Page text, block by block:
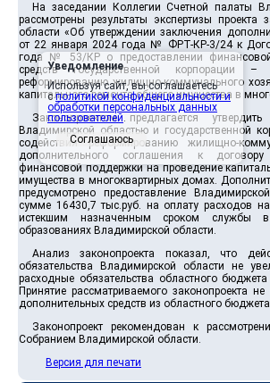
На заседании Коллегии Счетной палаты
рассмотрены результаты экспертизы проекта
области «Об утверждении заключения
от 22 января 2024 года № ФРТ-КР-3/24 к
года № 53/КР о предоставлении
средств государственной корпорации
реформированию жилищно-коммунального
капитального ремонта общего имущества в
Законопроектом предлагается
Владимирской областью и государственной
содействия реформированию жилищно-
дополнительного соглашения к
финансовой поддержки на проведение
имущества в многоквартирных домах.
предусмотрено предоставление
сумме 16430,7 тыс.руб. на оплату расходов
истекшим назначенным сроком службы
образованиях Владимирской области.
Анализ законопроекта показал, что
обязательства Владимирской области не
расходные обязательства областного
Принятие рассматриваемого законопроекта
дополнительных средств из областного
Законопроект рекомендован к
Собранием Владимирской области.
Версия для печати
Уведомление
Используя сайт, вы соглашаетесь
сполитикой конфиденциальности и
обработки персональных данных
пользователей.
Соглашаюсь